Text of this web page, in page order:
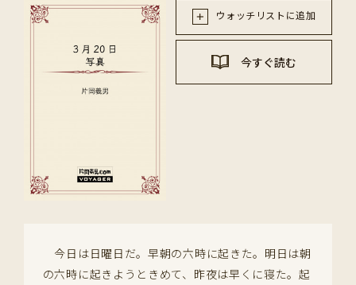
ウォッチリストに追加
今すぐ読む
今日は日曜日だ。早朝の六時に起きた。明日は朝
の六時に起きようときめて、昨夜は早くに寝た。起